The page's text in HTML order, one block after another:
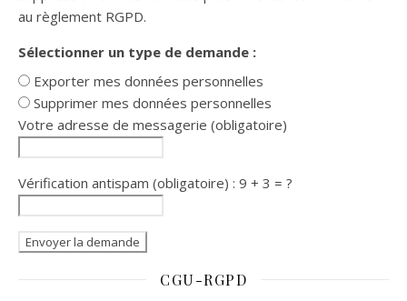
au règlement RGPD.
Sélectionner un type de demande :
Exporter mes données personnelles
Supprimer mes données personnelles
Votre adresse de messagerie (obligatoire)
Vérification antispam (obligatoire) : 9 + 3 = ?
CGU-RGPD